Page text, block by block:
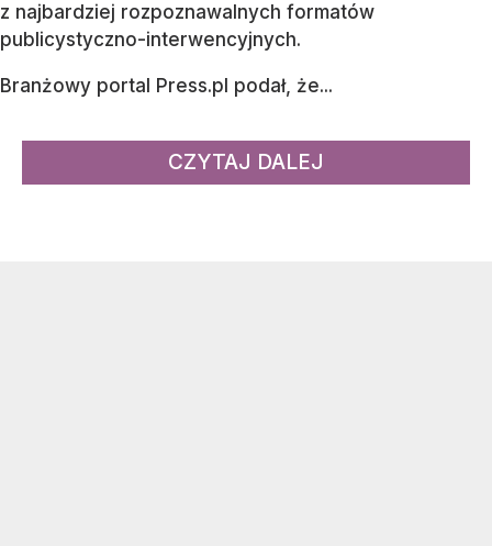
z najbardziej rozpoznawalnych formatów
publicystyczno-interwencyjnych.
Branżowy portal Press.pl podał, że...
CZYTAJ DALEJ